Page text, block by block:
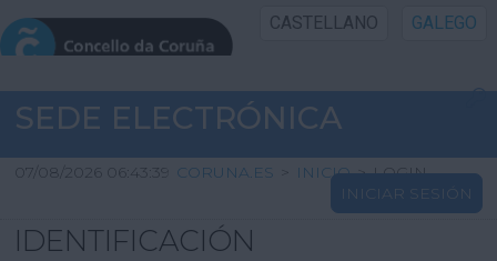
CASTELLANO GALEGO
INICIO SEDE
INICIO
INFORMACIÓN PÚBLICA
SEDE ELECTRÓNICA
07/08/2026 06:43:39 CORUNA.ES > INICIO > LOGIN
INICIAR SESIÓN
IDENTIFICACIÓN